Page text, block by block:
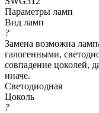
Параметры ламп
Вид ламп
?
Замена возможна
галогенными,
совпадение цоколей,
иначе.
Светодиодная
Цоколь
?